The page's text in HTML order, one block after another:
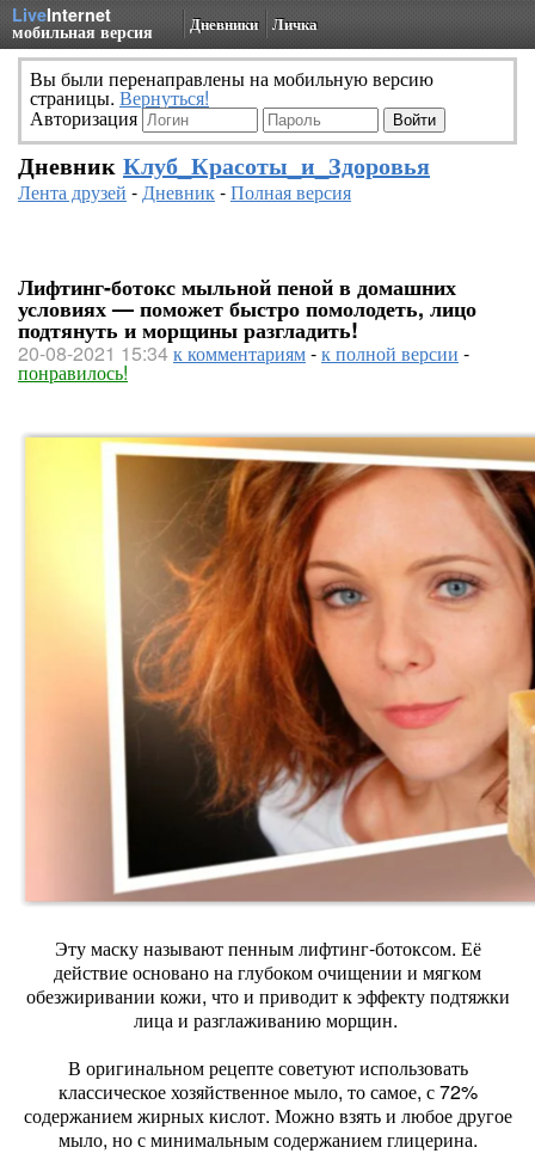
LiveInternet
мобильная версия Дневники Личка
Вы были перенаправлены на мобильную версию
страницы. Вернуться!
Авторизация
Дневник Клуб_Красоты_и_Здоровья
Лента друзей -Дневник-Полная версия
Лифтинг-ботокс мыльной пеной в домашних
условиях — поможет быстро помолодеть, лицо
подтянуть и морщины разгладить!
20-08-2021 15:34к комментариям-к полной версии -
понравилось!
Эту маску называют пенным лифтинг-ботоксом. Её
действие основано на глубоком очищении и мягком
обезжиривании кожи, что и приводит к эффекту подтяжки
лица и разглаживанию морщин.
В оригинальном рецепте советуют использовать
классическое хозяйственное мыло, то самое, с 72%
содержанием жирных кислот. Можно взять и любое другое
мыло, но с минимальным содержанием глицерина.